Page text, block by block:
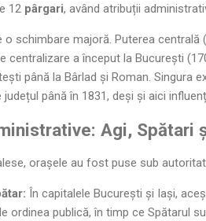
12 pârgari, având atribuții
schimbare majoră. Puterea
centralizare a început la București
până la Bârlad și Roman. Singura
până în 1831, deși și aici
Agi, Spătari
orașele au fost puse sub
În capitalele București și Iași,
ordinea publică, în timp ce Spătarul